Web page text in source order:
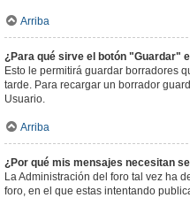
Arriba
¿Para qué sirve el botón "Guardar"
Esto le permitirá guardar borradores
tarde. Para recargar un borrador
Usuario.
Arriba
¿Por qué mis mensajes necesitan
La Administración del foro tal vez ha
foro, en el que estas intentando